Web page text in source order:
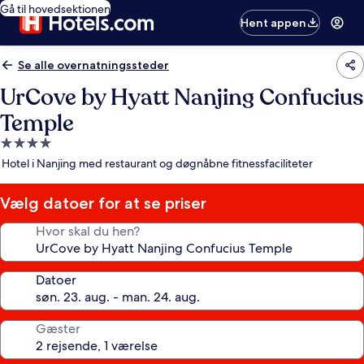
Gå til hovedsektionen
Hent appen
Se alle overnatningssteder
UrCove by Hyatt Nanjing Confucius
Temple
4.0-
stjernet
Hotel i Nanjing med restaurant og døgnåbne fitnessfaciliteter
Vælg datoer for at se priser
Hvor skal du hen?
Datoer
Gæster